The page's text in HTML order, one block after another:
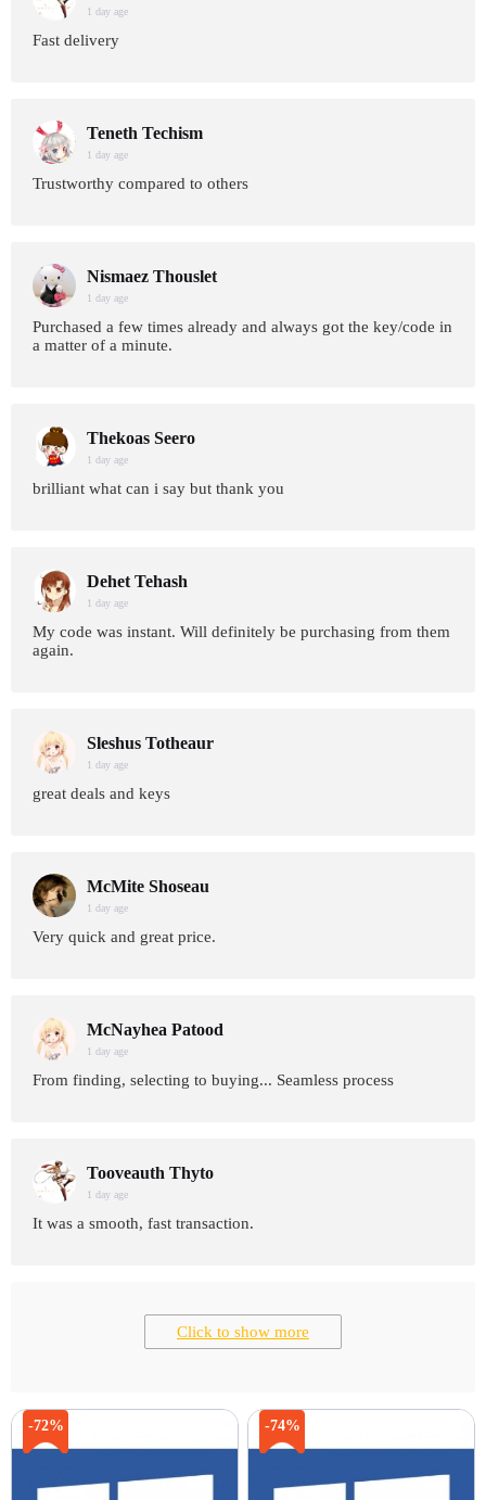
1 day age
Fast delivery
Teneth Techism
1 day age
Trustworthy compared to others
Nismaez Thouslet
1 day age
Purchased a few times already and always got the key/code in
a matter of a minute.
Thekoas Seero
1 day age
brilliant what can i say but thank you
Dehet Tehash
1 day age
My code was instant. Will definitely be purchasing from them
again.
Sleshus Totheaur
1 day age
great deals and keys
McMite Shoseau
1 day age
Very quick and great price.
McNayhea Patood
1 day age
From finding, selecting to buying... Seamless process
Tooveauth Thyto
1 day age
It was a smooth, fast transaction.
Click to show more
-72% -74%